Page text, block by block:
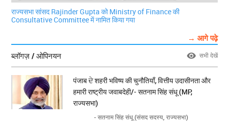
राज्यसभा सांसद Rajinder Gupta को Ministry of Finance की
Consultative Committee में नामित किया गया
→ आगे पढ़े
ब्लॉगज़ / ओपिनयन
सभी देखें
पंजाब ਦੇ शहरी भविष्य की चुनौतियाँ, वित्तीय उदासीनता और
हमारी राष्ट्रीय जवाबदेही/- सतनाम सिंह संधू (MP,
राज्यसभा)
- सतनाम सिंह संधू (संसद सदस्य, राज्यसभा)